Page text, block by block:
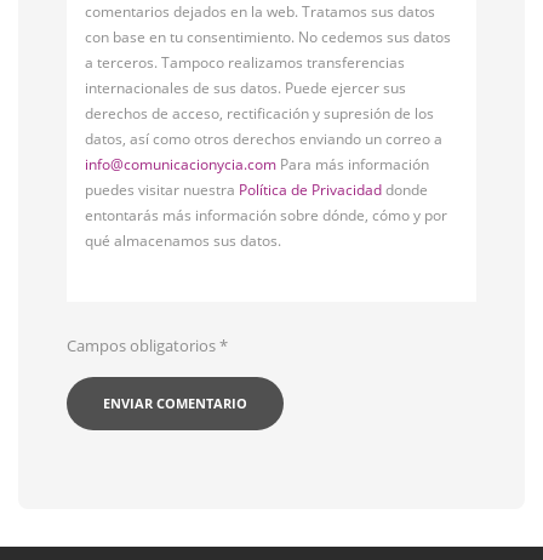
comentarios dejados en la web. Tratamos sus datos
con base en tu consentimiento. No cedemos sus datos
a terceros. Tampoco realizamos transferencias
internacionales de sus datos. Puede ejercer sus
derechos de acceso, rectificación y supresión de los
datos, así como otros derechos enviando un correo a
info@comunicacionycia.com Para más información
puedes visitar nuestra Política de Privacidaddonde
entontarás más información sobre dónde, cómo y por
qué almacenamos sus datos.
Campos obligatorios*